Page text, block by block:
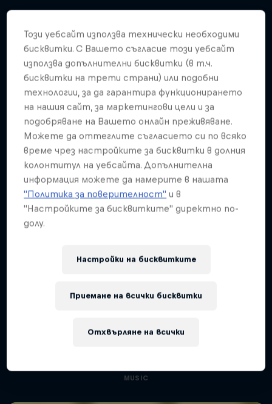
Diggin' in the Carts
music
MUSIC
Този уебсайт използва технически необходими
бисквитки. С Вашето съгласие този уебсайт
използва допълнителни бисквитки (в т.ч.
бисквитки на трети страни) или подобни
технологии, за да гарантира функционирането
на нашия сайт, за маркетингови цели и за
подобряване на Вашето онлайн преживяване.
Можете да оттеглите съгласието си по всяко
време чрез настройките за бисквитки в долния
колонтитул на уебсайта. Допълнителна
информация можете да намерите в нашата
"Политика за поверителност" и в
"Настройките за бисквитките" директно по-
долу.
Настройки на бисквитките
Отхвърляне на всички
Приемане на всички бисквитки